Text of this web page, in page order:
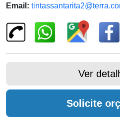
Email:
Ver
Solicite